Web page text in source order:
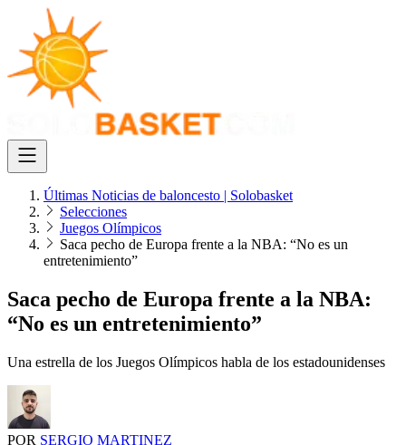
Últimas Noticias de baloncesto | Solobasket
Selecciones
Juegos Olímpicos
Saca pecho de Europa frente a la NBA: “No es un
entretenimiento”
Saca pecho de Europa frente a la NBA:
“No es un entretenimiento”
Una estrella de los Juegos Olímpicos habla de los estadounidenses
POR SERGIO MARTINEZ